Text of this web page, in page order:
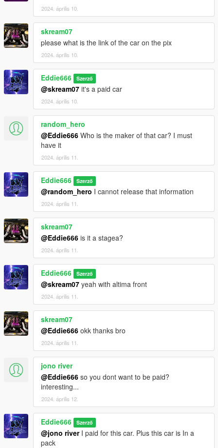
2024. április 10.
skream07
please what is the link of the car on the pix
2024. április 10.
Eddie666 Szerző
@skream07 it's a paid car
2024. április 10.
random_hero
@Eddie666 Who is the maker of that car? I must
have it
2024. április 11.
Eddie666 Szerző
@random_hero I cannot release that information
2024. április 11.
skream07
@Eddie666 is it a stagea?
2024. április 11.
Eddie666 Szerző
@skream07 yeah with altima front
2024. április 11.
skream07
@Eddie666 okk thanks bro
2024. április 11.
jono river
@Eddie666 so you dont want to be paid?
interesting...
2024. április 12.
Eddie666 Szerző
@jono riverI paid for this car. Plus this car is In a
pack